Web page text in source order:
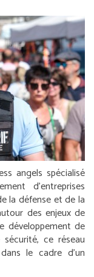
angels spécialisé
d’entreprises
la défense et de la
des enjeux de
développement de
ce réseau
le cadre d’un